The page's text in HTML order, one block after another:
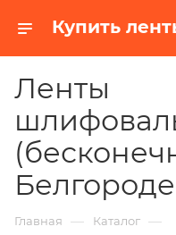
Ленты
Белгороде
Главная — Каталог —